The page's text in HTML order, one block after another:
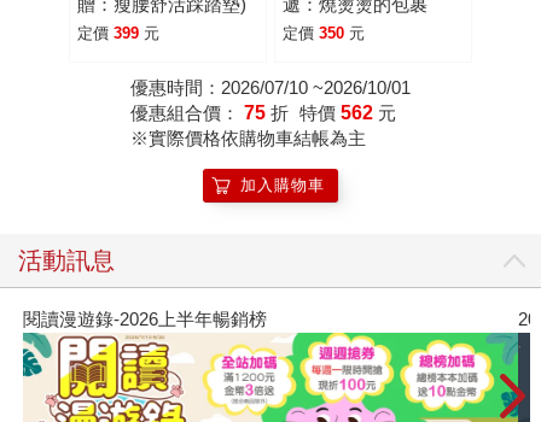
定價 399 元 定價 350 元
優惠時間：2026/07/10 ~2026/10/01
優惠組合價： 75 折 特價 562 元
※實際價格依購物車結帳為主
加入購物車
活動訊息
2026年8月金石堂強力推薦